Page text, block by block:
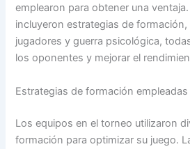
emplearon para obtener una
incluyeron estrategias de
jugadores y guerra psicológica,
los oponentes y mejorar el
Estrategias de formación
Los equipos en el torneo utilizaron
formación para optimizar su juego.